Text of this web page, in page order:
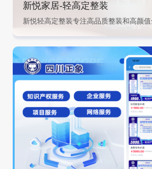
新悦家居-轻高定整装
新悦轻高定整装专注高品质整装和高颜